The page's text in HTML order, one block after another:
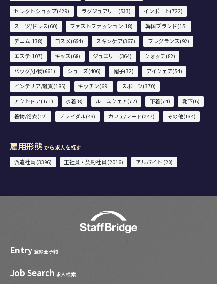
セレクトショップ(429)
ラグジュアリー(533)
インポート(722)
スーツ/ドレス(60)
ファストファッション(18)
韓国ブランド(15)
デニム(138)
コスメ(654) スキンケア(367)
フレグランス(92)
エステ(107)
キッズ(68) ジュエリー(364)
ウォッチ(82)
バッグ/小物(661)
シューズ(406) 帽子(32)
アイウェア(54)
インテリア/雑貨(186)
キッチン(69)
スポーツ(370)
アウトドア(171)
水着(8) ルームウェア(72) 下着(74)
靴下(6)
着物/浴衣(12)
ブライダル(43) カフェ/フード(247) その他(134)
雇用形態 から求人を探す
派遣社員 (3396)
正社員・契約社員 (2016) アルバイト (20)
Entry 登録会予約
Job Search 求人検索